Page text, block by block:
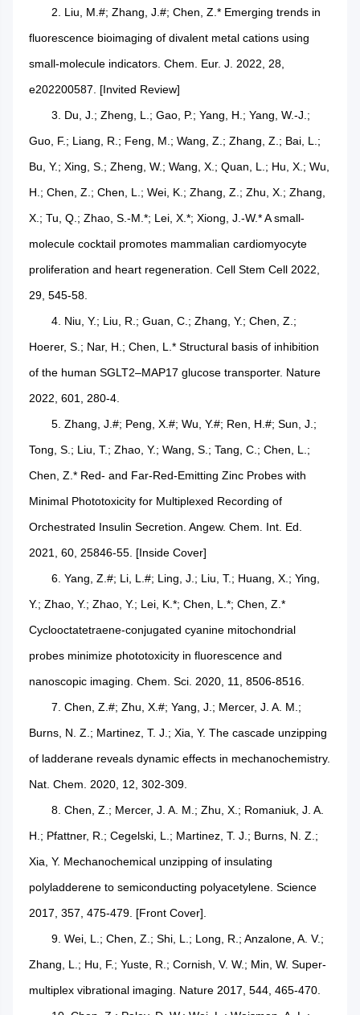
2. Liu, M.#; Zhang, J.#; Chen, Z.* Emerging trends in
fluorescence bioimaging of divalent metal cations using
small-molecule indicators. Chem. Eur. J. 2022, 28,
e202200587. [Invited Review]
3. Du, J.; Zheng, L.; Gao, P.; Yang, H.; Yang, W.-J.;
Guo, F.; Liang, R.; Feng, M.; Wang, Z.; Zhang, Z.; Bai, L.;
Bu, Y.; Xing, S.; Zheng, W.; Wang, X.; Quan, L.; Hu, X.; Wu,
H.; Chen, Z.; Chen, L.; Wei, K.; Zhang, Z.; Zhu, X.; Zhang,
X.; Tu, Q.; Zhao, S.-M.*; Lei, X.*; Xiong, J.-W.* A small-
molecule cocktail promotes mammalian cardiomyocyte
proliferation and heart regeneration. Cell Stem Cell 2022,
29, 545-58.
4. Niu, Y.; Liu, R.; Guan, C.; Zhang, Y.; Chen, Z.;
Hoerer, S.; Nar, H.; Chen, L.* Structural basis of inhibition
of the human SGLT2–MAP17 glucose transporter. Nature
2022, 601, 280-4.
5. Zhang, J.#; Peng, X.#; Wu, Y.#; Ren, H.#; Sun, J.;
Tong, S.; Liu, T.; Zhao, Y.; Wang, S.; Tang, C.; Chen, L.;
Chen, Z.* Red- and Far-Red-Emitting Zinc Probes with
Minimal Phototoxicity for Multiplexed Recording of
Orchestrated Insulin Secretion. Angew. Chem. Int. Ed.
2021, 60, 25846-55. [Inside Cover]
6. Yang, Z.#; Li, L.#; Ling, J.; Liu, T.; Huang, X.; Ying,
Y.; Zhao, Y.; Zhao, Y.; Lei, K.*; Chen, L.*; Chen, Z.*
Cyclooctatetraene-conjugated cyanine mitochondrial
probes minimize phototoxicity in fluorescence and
nanoscopic imaging. Chem. Sci. 2020, 11, 8506-8516.
7. Chen, Z.#; Zhu, X.#; Yang, J.; Mercer, J. A. M.;
Burns, N. Z.; Martinez, T. J.; Xia, Y. The cascade unzipping
of ladderane reveals dynamic effects in mechanochemistry.
Nat. Chem. 2020, 12, 302-309.
8. Chen, Z.; Mercer, J. A. M.; Zhu, X.; Romaniuk, J. A.
H.; Pfattner, R.; Cegelski, L.; Martinez, T. J.; Burns, N. Z.;
Xia, Y. Mechanochemical unzipping of insulating
polyladderene to semiconducting polyacetylene. Science
2017, 357, 475-479. [Front Cover].
9. Wei, L.; Chen, Z.; Shi, L.; Long, R.; Anzalone, A. V.;
Zhang, L.; Hu, F.; Yuste, R.; Cornish, V. W.; Min, W. Super-
multiplex vibrational imaging. Nature 2017, 544, 465-470.